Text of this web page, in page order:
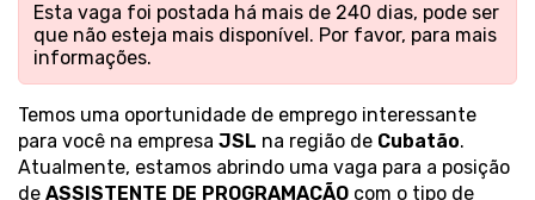
Esta vaga foi postada há mais de 240 dias, pode ser
que não esteja mais disponível. Por favor, para mais
informações.
Temos uma oportunidade de emprego interessante
para você na empresa JSL na região de Cubatão.
Atualmente, estamos abrindo uma vaga para a posição
de ASSISTENTE DE PROGRAMAÇÃO com o tipo de